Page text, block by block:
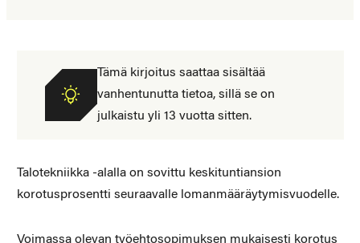
Tämä kirjoitus saattaa sisältää
vanhentunutta tietoa, sillä se on
julkaistu yli 13 vuotta sitten.
Talotekniikka -alalla on sovittu keskituntiansion
korotusprosentti seuraavalle lomanmääräytymisvuodelle.
Voimassa olevan työehtosopimuksen mukaisesti korotus